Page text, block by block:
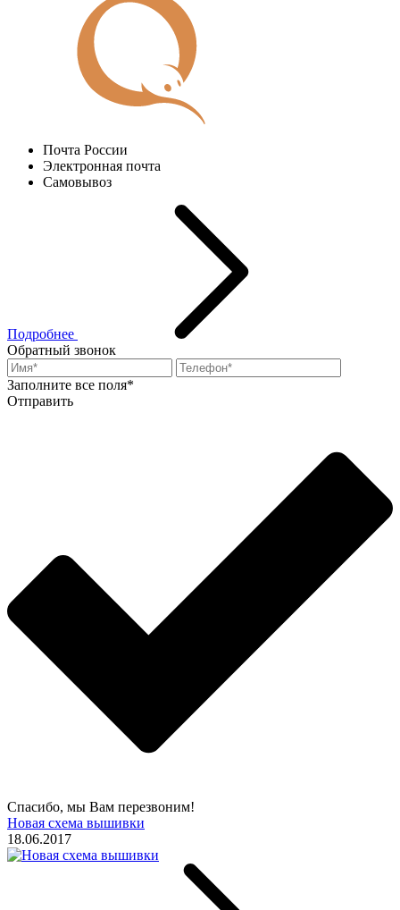
Почта России
Электронная почта
Самовывоз
Подробнее
Обратный звонок
Заполните все поля*
Отправить
Спасибо, мы Вам перезвоним!
Новая схема вышивки
18.06.2017